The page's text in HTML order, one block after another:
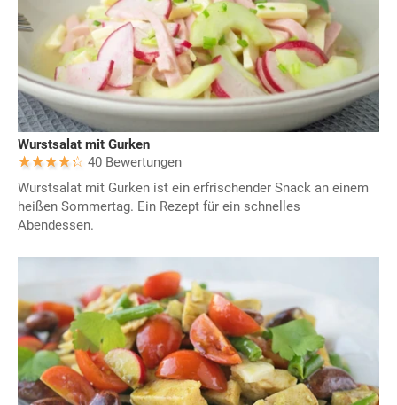
Wurstsalat mit Gurken
40 Bewertungen
Wurstsalat mit Gurken ist ein erfrischender Snack an einem
heißen Sommertag. Ein Rezept für ein schnelles
Abendessen.